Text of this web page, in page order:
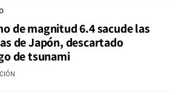
de magnitud 6.4 sacude las
de Japón, descartado
de tsunami